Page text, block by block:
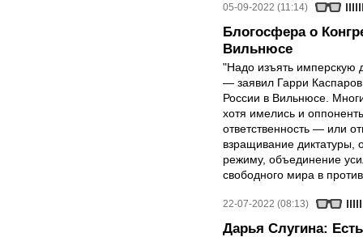
05-09-2022 (11:14)
Блогосфера о
Вильнюсе
"Надо изъять имперскую
— заявил Гарри
России в Вильнюсе.
хотя имелись и
ответственность — или
взращивание диктатуры,
режиму, объединение
свободного мира в
22-07-2022 (08:13)
Дарья Слугина: